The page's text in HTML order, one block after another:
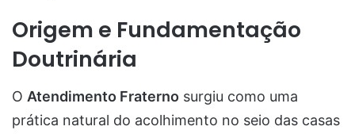
Origem e Fundamentação
Doutrinária
O Atendimento Fraterno surgiu como uma
prática natural do acolhimento no seio das casas